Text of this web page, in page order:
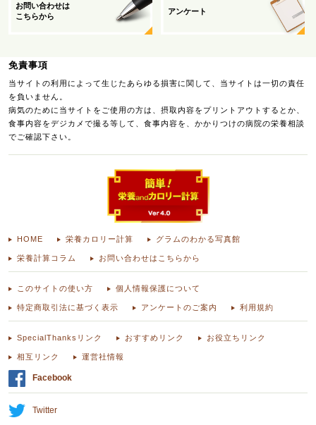
お問い合わせは
こちらから
アンケート
免責事項
当サイトの利用によって生じたあらゆる損害に関して、当サイトは一切の責任
を負いません。
病気のために当サイトをご使用の方は、摂取内容をプリントアウトするとか、
食事内容をデジカメで撮る等して、食事内容を、かかりつけの病院の栄養相談
でご確認下さい。
HOME 栄養カロリー計算 グラムのわかる写真館
栄養計算コラム お問い合わせはこちらから
このサイトの使い方 個人情報保護について
特定商取引法に基づく表示 アンケートのご案内 利用規約
SpecialThanksリンク おすすめリンク お役立ちリンク
相互リンク 運営社情報
Facebook
Twitter